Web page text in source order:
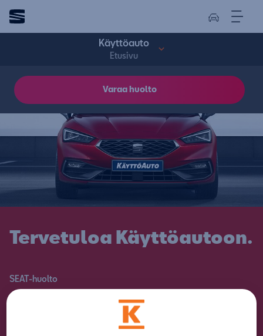
Käyttöauto
Etusivu
Varaa huolto
Tervetuloa Käyttöautoon.
SEAT-huolto
SEAT-huoltopalvelut Porin, Seinäjoen
ja Vaasan alueella.